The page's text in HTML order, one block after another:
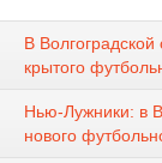
В Волгоградской
крытого
Нью-Лужники: в
нового